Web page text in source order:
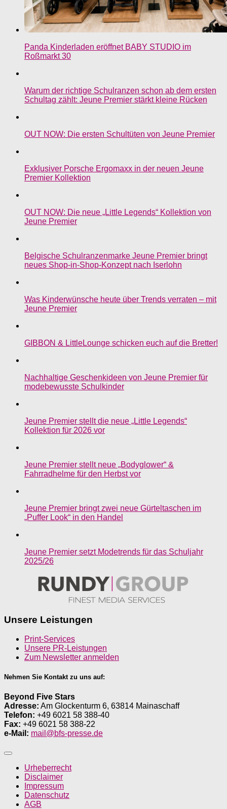
Panda Kinderladen eröffnet BABY STUDIO im
Roßmarkt 30
Warum der richtige Schulranzen schon ab dem ersten
Schultag zählt: Jeune Premier stärkt kleine Rücken
OUT NOW: Die ersten Schultüten von Jeune Premier
Exklusiver Porsche Ergomaxx in der neuen Jeune
Premier Kollektion
OUT NOW: Die neue „Little Legends“ Kollektion von
Jeune Premier
Belgische Schulranzenmarke Jeune Premier bringt
neues Shop-in-Shop-Konzept nach Iserlohn
Was Kinderwünsche heute über Trends verraten – mit
Jeune Premier
GIBBON & LittleLounge schicken euch auf die Bretter!
Nachhaltige Geschenkideen von Jeune Premier für
modebewusste Schulkinder
Jeune Premier stellt die neue „Little Legends“
Kollektion für 2026 vor
Jeune Premier stellt neue „Bodyglower“ &
Fahrradhelme für den Herbst vor
Jeune Premier bringt zwei neue Gürteltaschen im
„Puffer Look“ in den Handel
Jeune Premier setzt Modetrends für das Schuljahr
2025/26
Unsere Leistungen
Print-Services
Unsere PR-Leistungen
Zum Newsletter anmelden
Nehmen Sie Kontakt zu uns auf:
Beyond Five Stars
Adresse: Am Glockenturm 6, 63814 Mainaschaff
Telefon: +49 6021 58 388-40
Fax: +49 6021 58 388-22
e-Mail: mail@bfs-presse.de
Urheberrecht
Disclaimer
Impressum
Datenschutz
AGB